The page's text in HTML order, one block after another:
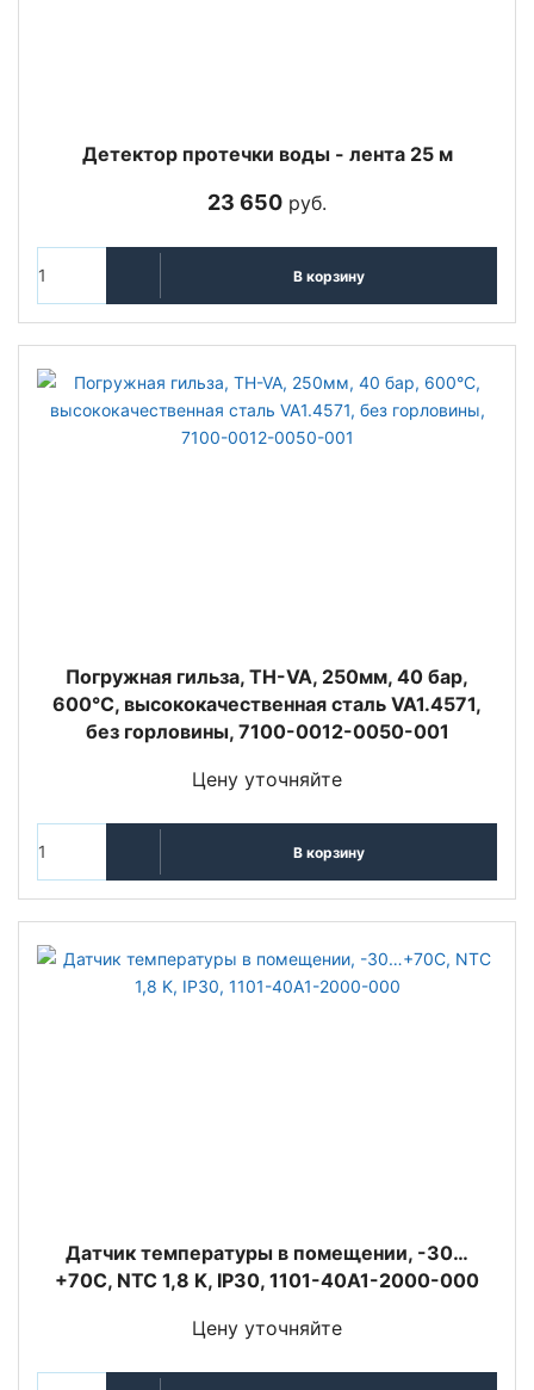
Детектор протечки воды - лента 25 м
23 650 руб.
В корзину
Погружная гильза, TH-VA, 250мм, 40 бар,
600°C, высококачественная сталь VA1.4571,
без горловины, 7100-0012-0050-001
Цену уточняйте
В корзину
Датчик температуры в помещении, -30…
+70C, NTC 1,8 K, IP30, 1101-40A1-2000-000
Цену уточняйте